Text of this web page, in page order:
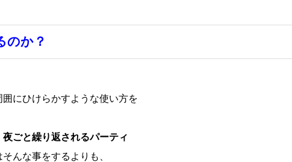
のか？
にひけらかすような使い方を
ごと繰り返されるパーティ
んな事をするよりも、